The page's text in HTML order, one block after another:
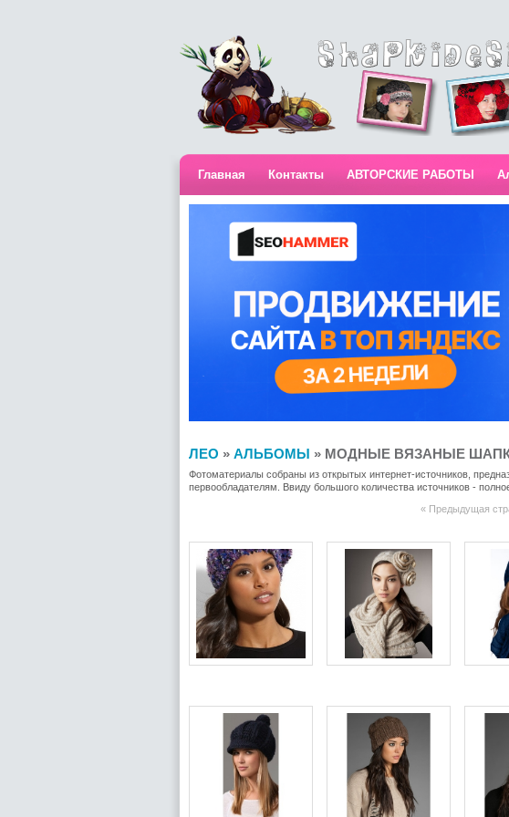
Главная Контакты АВТОРСКИЕ РАБОТЫ
ЛЕО » АЛЬБОМЫ » МОДНЫЕ ВЯЗАНЫЕ
Фотоматериалы собраны из открытых интернет-источников,
первообладателям. Ввиду большого количества источников -
« Предыдущая